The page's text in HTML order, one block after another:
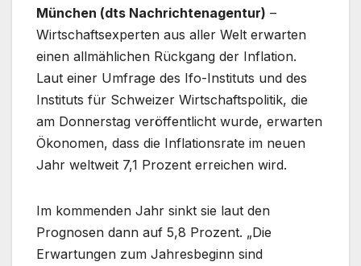
München (dts Nachrichtenagentur) –
Wirtschaftsexperten aus aller Welt erwarten
einen allmählichen Rückgang der Inflation.
Laut einer Umfrage des Ifo-Instituts und des
Instituts für Schweizer Wirtschaftspolitik, die
am Donnerstag veröffentlicht wurde, erwarten
Ökonomen, dass die Inflationsrate im neuen
Jahr weltweit 7,1 Prozent erreichen wird.
Im kommenden Jahr sinkt sie laut den
Prognosen dann auf 5,8 Prozent. „Die
Erwartungen zum Jahresbeginn sind